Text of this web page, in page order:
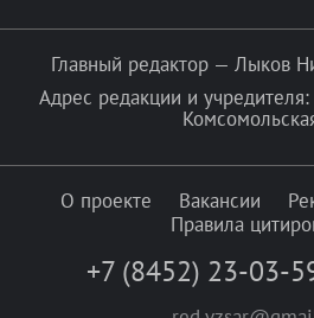
Главный редактор — Лыков
Адрес редакции и
О проекте Вакансии
Правила
+7 (8452) 23-03-